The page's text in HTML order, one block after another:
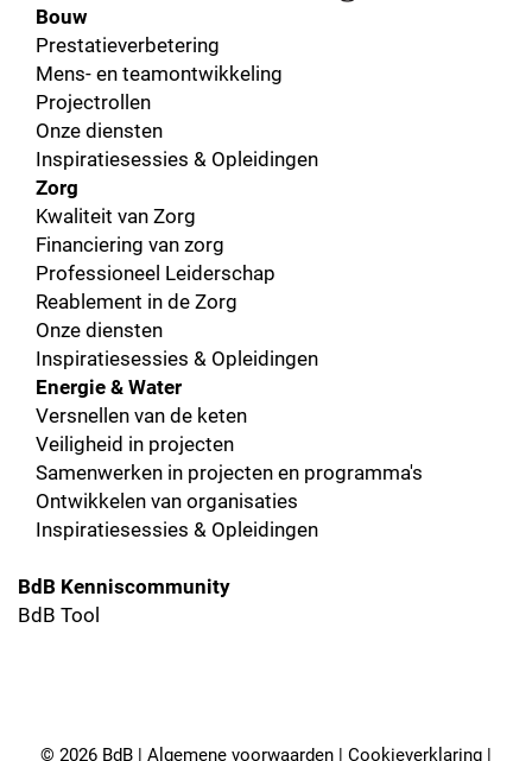
Bouw
Prestatieverbetering
Mens- en teamontwikkeling
Projectrollen
Onze diensten
Inspiratiesessies & Opleidingen
Zorg
Kwaliteit van Zorg
Financiering van zorg
Professioneel Leiderschap
Reablement in de Zorg
Onze diensten
Inspiratiesessies & Opleidingen
Energie & Water
Versnellen van de keten
Veiligheid in projecten
Samenwerken in projecten en programma's
Ontwikkelen van organisaties
Inspiratiesessies & Opleidingen
BdB Kenniscommunity
BdB Tool
© 2026 BdB | Algemene voorwaarden | Cookieverklaring |